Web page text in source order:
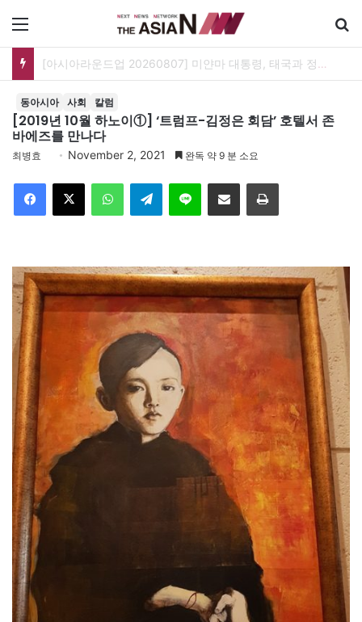
[아시아라운드업 20260807] 미얀마 대통령, 태국과 정상회담…아세안 관계개선 모색
동아시아 사회 칼럼
[2019년 10월 하노이①] ‘트럼프-김정은 회담’ 호텔서 존
바에즈를 만나다
최병효 November 2, 2021 완독 약 9 분 소요
Telegram 이메일